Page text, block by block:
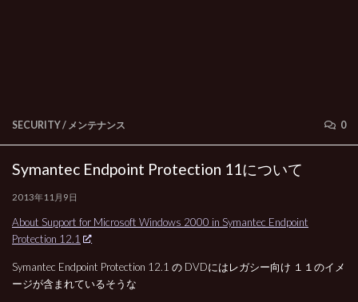
SECURITY/ メンテナンス 0
Symantec Endpoint Protection 11について
2013年11月9日
About Support for Microsoft Windows 2000 in Symantec Endpoint
Protection 12.1
Symantec Endpoint Protection 12.1 の DVDにはレガシー向け １１のイメ
ージが含まれているそうな